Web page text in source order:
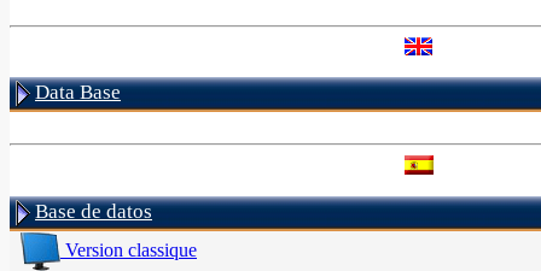
Data Base
Base de datos
Version classique